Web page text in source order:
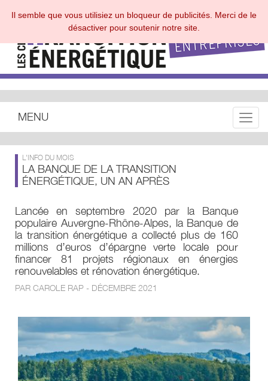
MENU
L'INFO DU MOIS
LA BANQUE DE LA TRANSITION
ÉNERGÉTIQUE, UN AN APRÈS
Lancée en septembre 2020 par la Banque
populaire Auvergne-Rhône-Alpes, la Banque de
la transition énergétique a collecté plus de 160
millions d’euros d’épargne verte locale pour
financer 81 projets régionaux en énergies
renouvelables et rénovation énergétique.
PAR CAROLE RAP - DÉCEMBRE 2021
Il semble que vous utilisiez un bloqueur de publicités. Merci de le
désactiver pour soutenir notre site.